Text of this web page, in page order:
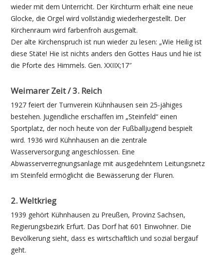
wieder mit dem Unterricht. Der Kirchturm erhält eine neue
Glocke, die Orgel wird vollständig wiederhergestellt. Der
Kirchenraum wird farbenfroh ausgemalt.
Der alte Kirchenspruch ist nun wieder zu lesen: „Wie Heilig ist
diese Stäte! Hie ist nichts anders den Gottes Haus und hie ist
die Pforte des Himmels. Gen. XXIIX;17″
Weimarer Zeit / 3. Reich
1927 feiert der Turnverein Kühnhausen sein 25-jähiges
bestehen. Jugendliche erschaffen im „Steinfeld“ einen
Sportplatz, der noch heute von der Fußballjugend bespielt
wird. 1936 wird Kühnhausen an die zentrale
Wasserversorgung angeschlossen. Eine
Abwasserverregnungsanlage mit ausgedehntem Leitungsnetz
im Steinfeld ermöglicht die Bewässerung der Fluren.
2. Weltkrieg
1939 gehört Kühnhausen zu Preußen, Provinz Sachsen,
Regierungsbezirk Erfurt. Das Dorf hat 601 Einwohner. Die
Bevölkerung sieht, dass es wirtschaftlich und sozial bergauf
geht.